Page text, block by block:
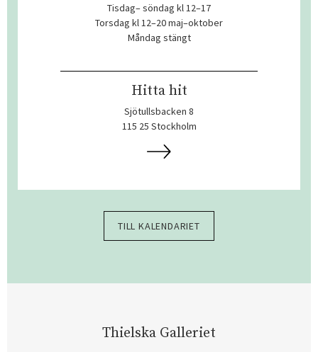
Tisdag– söndag kl 12–17
Torsdag kl 12–20 maj–oktober
Måndag stängt
Hitta hit
Sjötullsbacken 8
115 25 Stockholm
TILL KALENDARIET
Thielska Galleriet